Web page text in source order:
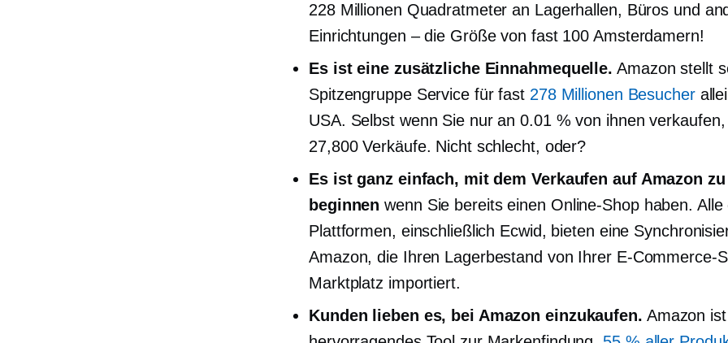
228 Millionen Quadratmeter an Lagerhallen, Büros und
Einrichtungen – die Größe von fast 100 Amsterdamern!
Es ist eine zusätzliche Einnahmequelle. Amazon stellt
SpitzengruppeService für fast 278 Millionen Besucher
USA. Selbst wenn Sie nur an 0.01 % von ihnen
27,800 Verkäufe. Nicht schlecht, oder?
Es ist ganz einfach, mit dem Verkaufen auf Amazon zu
beginnen wenn Sie bereits einen Online-Shop haben.
Plattformen, einschließlich Ecwid, bieten eine
Amazon, die Ihren Lagerbestand von Ihrer E-Commerce-
Marktplatz importiert.
Kunden lieben es, bei Amazon einzukaufen. Amazon